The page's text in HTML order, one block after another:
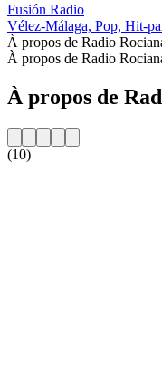
Fusión Radio
Vélez-Málaga, Pop, Hit-
À propos de Radio
À propos de Radio
À propos de
(10)